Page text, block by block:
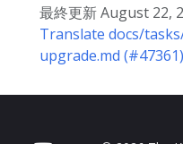
最終更新 August 22,
Translate docs/
upgrade.md